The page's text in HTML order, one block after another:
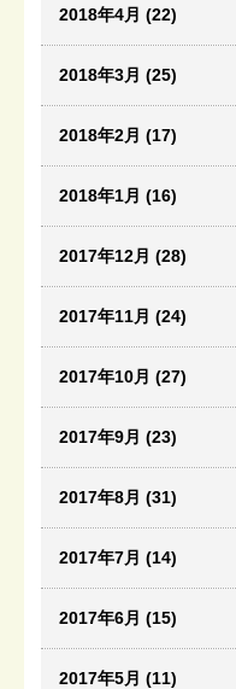
2018年4月 (22)
2018年3月 (25)
2018年2月 (17)
2018年1月 (16)
2017年12月 (28)
2017年11月 (24)
2017年10月 (27)
2017年9月 (23)
2017年8月 (31)
2017年7月 (14)
2017年6月 (15)
2017年5月 (11)